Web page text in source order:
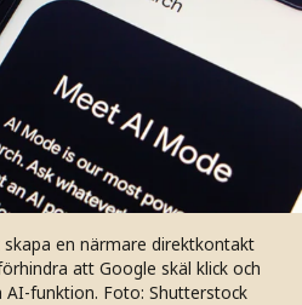
en närmare direktkontakt
att Google skäl klick och
AI-funktion. Foto: Shutterstock